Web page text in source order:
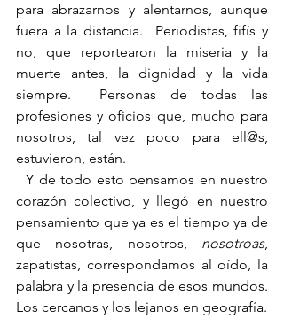
para abrazarnos y alentarnos, aunque
fuera a la distancia.  Periodistas, fifís y
no, que reportearon la miseria y la
muerte antes, la dignidad y la vida
siempre.  Personas de todas las
profesiones y oficios que, mucho para
nosotros, tal vez poco para ell@s,
estuvieron, están.
corazón colectivo, y llegó en nuestro
pensamiento que ya es el tiempo ya de
que nosotras, nosotros, nosotroas,
zapatistas, correspondamos al oído, la
palabra y la presencia de esos mundos.
Los cercanos y los lejanos en geografía.